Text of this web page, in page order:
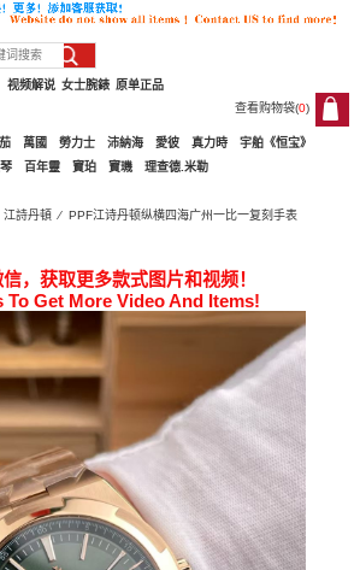
原单正品
女士腕錶
视频解说
查看购物袋(0)
0
萬國 勞力士 沛納海 愛彼 真力時
宇舶《恒宝》
百年靈 寶珀 寶璣 理查德.米勒
江詩丹頓 ⁄ PPF江诗丹顿纵横四海广州一比一复刻手表
，获取更多款式图片和视频！
To Get More Video And Items!